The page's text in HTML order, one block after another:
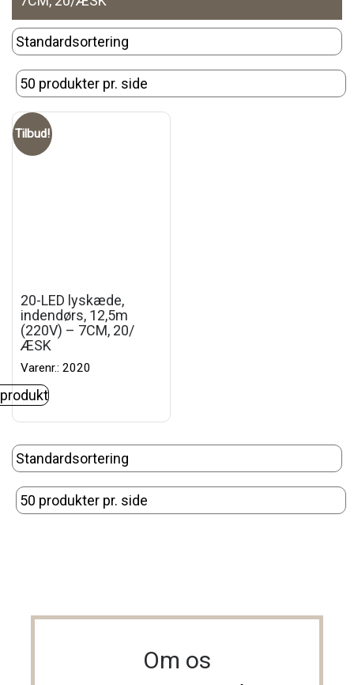
Tilbud!
20-LED lyskæde,
indendørs, 12,5m
(220V) – 7CM, 20/
ÆSK
Varenr.: 2020
Om os